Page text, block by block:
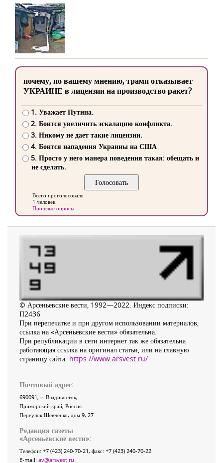
почему, по вашему мнению, трамп отказывает
УКРАИНЕ в лицензии на производство ракет?
1. Уважает Путина.
2. Боится увеличить эскалацию конфликта.
3. Никому не дает такие лицензии.
4. Боится нападения Украины на США
5. Просто у него манера поведения такая: обещать и
не сделать.
Всего проголосовало
1 человек
Прошлые опросы
© Арсеньевские вести, 1992—2022. Индекс подписки:
П2436
При перепечатке и при другом использовании материалов,
ссылка на «Арсеньевские вести» обязательна.
При републикации в сети интернет так же обязательна
работающая ссылка на оригинал статьи, или на главную
страницу сайта: https://www.arsvest.ru/
Почтовый адрес:
690091, г. Владивосток,
Приморский край, Россия
Переулок Шевченко, дом 9, 27
Редакция газеты
«Арсеньевские вести»:
Телефон: +7 (423) 240-70-21, факс: +7 (423) 240-70-22
E-mail: av@arsvest.ru